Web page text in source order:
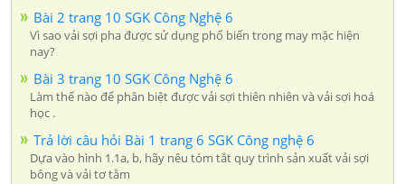
Bài 2 trang 10 SGK Công Nghệ 6
Vì sao vải sợi pha được sử dụng phổ biến trong may mặc hiện
nay?
Bài 3 trang 10 SGK Công Nghệ 6
Làm thế nào để phân biệt được vải sợi thiên nhiên và vải sợi hoá
học .
Trả lời câu hỏi Bài 1 trang 6 SGK Công nghệ 6
Dựa vào hình 1.1a, b, hãy nêu tóm tắt quy trình sản xuất vải sợi
bông và vải tơ tằm